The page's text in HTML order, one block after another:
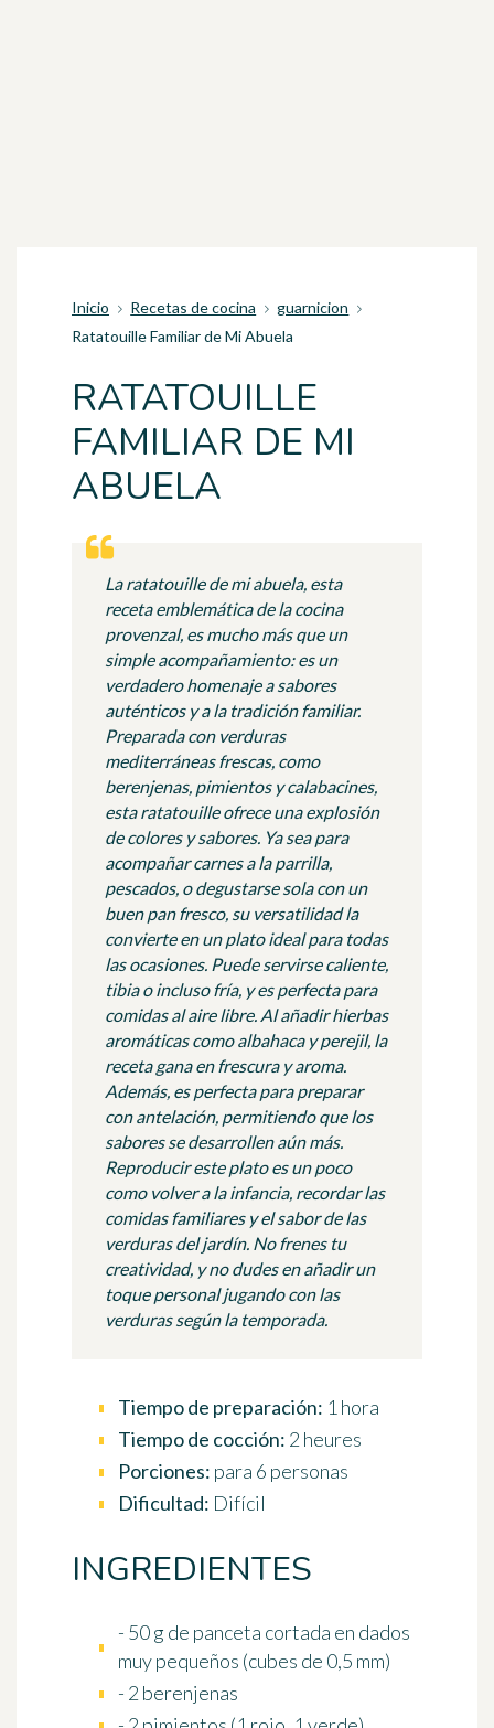
Inicio Recetas de cocina
guarnicion
Ratatouille Familiar de Mi Abuela
RATATOUILLE
FAMILIAR DE MI
ABUELA
La ratatouille de mi abuela, esta
receta emblemática de la cocina
provenzal, es mucho más que un
simple acompañamiento: es un
verdadero homenaje a sabores
auténticos y a la tradición familiar.
Preparada con verduras
mediterráneas frescas, como
berenjenas, pimientos y calabacines,
esta ratatouille ofrece una explosión
de colores y sabores. Ya sea para
acompañar carnes a la parrilla,
pescados, o degustarse sola con un
buen pan fresco, su versatilidad la
convierte en un plato ideal para todas
las ocasiones. Puede servirse caliente,
tibia o incluso fría, y es perfecta para
comidas al aire libre. Al añadir hierbas
aromáticas como albahaca y perejil, la
receta gana en frescura y aroma.
Además, es perfecta para preparar
con antelación, permitiendo que los
sabores se desarrollen aún más.
Reproducir este plato es un poco
como volver a la infancia, recordar las
comidas familiares y el sabor de las
verduras del jardín. No frenes tu
creatividad, y no dudes en añadir un
toque personal jugando con las
verduras según la temporada.
Tiempo de preparación: 1 hora
Tiempo de cocción: 2 heures
Porciones: para 6 personas
Dificultad: Difícil
INGREDIENTES
- 50 g de panceta cortada en dados
muy pequeños (cubes de 0,5 mm)
- 2 berenjenas